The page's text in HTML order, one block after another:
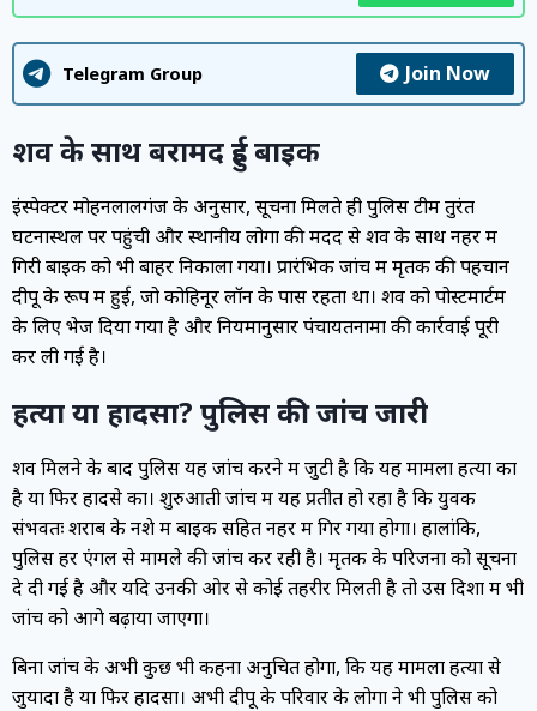
Telegram Group Join Now
शव के साथ बरामद हुई बाइक
इंस्पेक्टर मोहनलालगंज के अनुसार, सूचना मिलते ही पुलिस टीम तुरंत
घटनास्थल पर पहुंची और स्थानीय लोगों की मदद से शव के साथ नहर में
गिरी बाइक को भी बाहर निकाला गया। प्रारंभिक जांच में मृतक की पहचान
दीपू के रूप में हुई, जो कोहिनूर लॉन के पास रहता था। शव को पोस्टमार्टम
के लिए भेज दिया गया है और नियमानुसार पंचायतनामा की कार्रवाई पूरी
कर ली गई है।
हत्या या हादसा? पुलिस की जांच जारी
शव मिलने के बाद पुलिस यह जांच करने में जुटी है कि यह मामला हत्या का
है या फिर हादसे का। शुरुआती जांच में यह प्रतीत हो रहा है कि युवक
संभवतः शराब के नशे में बाइक सहित नहर में गिर गया होगा। हालांकि,
पुलिस हर एंगल से मामले की जांच कर रही है। मृतक के परिजनों को सूचना
दे दी गई है और यदि उनकी ओर से कोई तहरीर मिलती है तो उस दिशा में भी
जांच को आगे बढ़ाया जाएगा।
बिना जांच के अभी कुछ भी कहना अनुचित होगा, कि यह मामला हत्या से
जुयादा है या फिर हादसा। अभी दीपू के परिवार के लोगों ने भी पुलिस को